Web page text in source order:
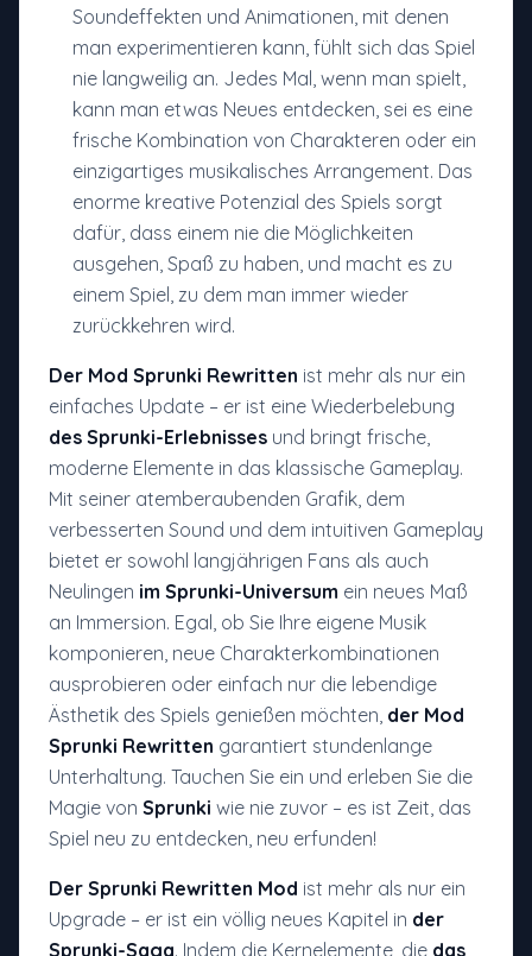
Soundeffekten und Animationen, mit denen
man experimentieren kann, fühlt sich das Spiel
nie langweilig an. Jedes Mal, wenn man spielt,
kann man etwas Neues entdecken, sei es eine
frische Kombination von Charakteren oder ein
einzigartiges musikalisches Arrangement. Das
enorme kreative Potenzial des Spiels sorgt
dafür, dass einem nie die Möglichkeiten
ausgehen, Spaß zu haben, und macht es zu
einem Spiel, zu dem man immer wieder
zurückkehren wird.
Der Mod Sprunki Rewritten ist mehr als nur ein
einfaches Update – er ist eine Wiederbelebung
des Sprunki-Erlebnisses und bringt frische,
moderne Elemente in das klassische Gameplay.
Mit seiner atemberaubenden Grafik, dem
verbesserten Sound und dem intuitiven Gameplay
bietet er sowohl langjährigen Fans als auch
Neulingen im Sprunki-Universum ein neues Maß
an Immersion. Egal, ob Sie Ihre eigene Musik
komponieren, neue Charakterkombinationen
ausprobieren oder einfach nur die lebendige
Ästhetik des Spiels genießen möchten, der Mod
Sprunki Rewritten garantiert stundenlange
Unterhaltung. Tauchen Sie ein und erleben Sie die
Magie von Sprunki wie nie zuvor – es ist Zeit, das
Spiel neu zu entdecken, neu erfunden!
Der Sprunki Rewritten Mod ist mehr als nur ein
Upgrade – er ist ein völlig neues Kapitel in der
Sprunki-Saga. Indem die Kernelemente, die das